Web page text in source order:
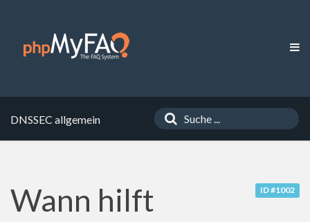
DNSSEC allgemein
ID #1002
Wann hilft